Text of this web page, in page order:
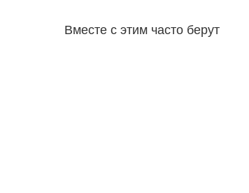
Вместе с этим часто берут